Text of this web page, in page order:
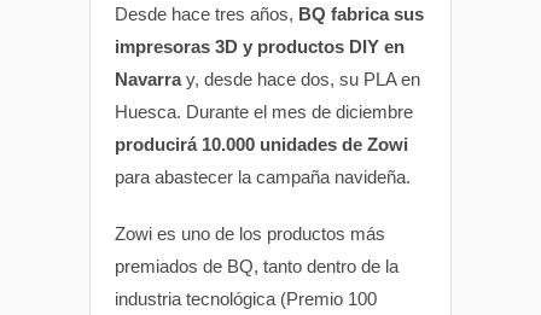
Desde hace tres años, BQ fabrica sus
impresoras 3D y productos DIY en
Navarray, desde hace dos, su PLA en
Huesca. Durante el mes de diciembre
producirá 10.000 unidades de Zowi
para abastecer la campaña navideña.
Zowi es uno de los productos más
premiados de BQ, tanto dentro de la
industria tecnológica (Premio 100